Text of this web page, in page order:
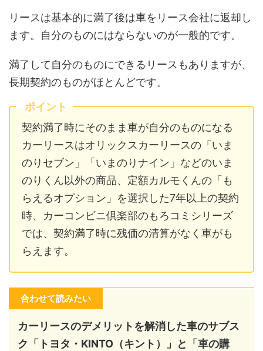
リースは基本的に満了後は車をリース会社に返却し
ます。自分のものにはならないのが一般的です。
満了して自分のものにできるリースもありますが、
長期契約のものがほとんどです。
ポイント
契約満了時にそのまま車が自分のものになる
カーリースはオリックスカーリースの「いま
のりセブン」「いまのりナイン」などのいま
のりくん以外の商品、定額カルモくんの「も
らえるオプション」を選択した7年以上の契約
時、カーコンビニ倶楽部のもろコミシリーズ
では、契約満了時に残価の清算がなく車がも
らえます。
合わせて読みたい
カーリースのデメリットを解消した車のサブス
ク「トヨタ・KINTO（キント）」と「車の購